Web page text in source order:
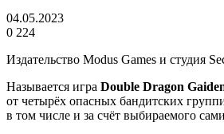
04.05.2023
0 224
Издательство Modus Games и студия
Называется игра Double Dragon
от четырёх опасных бандитских
в том числе и за счёт выбираемого